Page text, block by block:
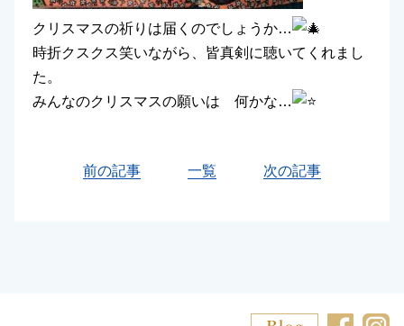
クリスマスの祈りは届くのでしょうか…
時折クスクス笑いながら、皆真剣に聴いてくれまし
た。
みんなのクリスマスの願いは 何かな…
前の記事 一覧 次の記事